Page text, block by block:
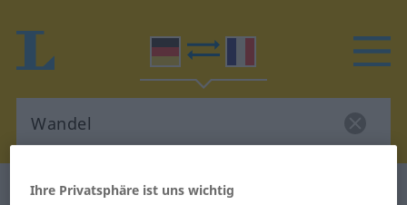
Deutsch-Französisch Wörterbuch
Ihre Privatsphäre ist uns wichtig